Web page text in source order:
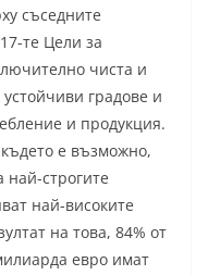
съседните
те Цели за
чиста и
градове и
и продукция.
е възможно,
най-строгите
най-високите
на това, 84% от
евро имат